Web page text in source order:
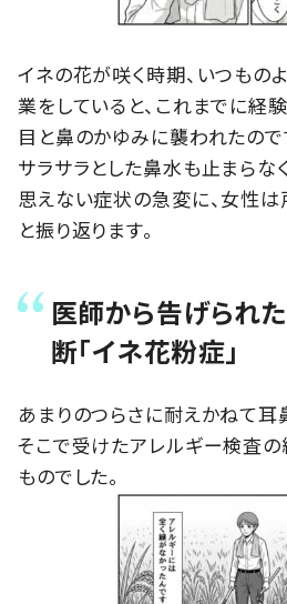
イネの花が咲く時期、いつもの
業をしていると、これまでに経
目と鼻のかゆみに襲われたので
サラサラとした鼻水も止まらな
思えない症状の急変に、女性
と振り返ります。
医師から告げられ
断「イネ花粉症」
あまりのつらさに耐えかねて耳
そこで受けたアレルギー検査
ものでした。